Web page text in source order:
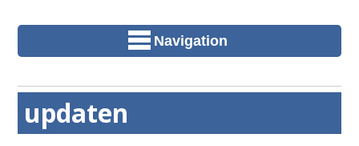
Navigation
updaten